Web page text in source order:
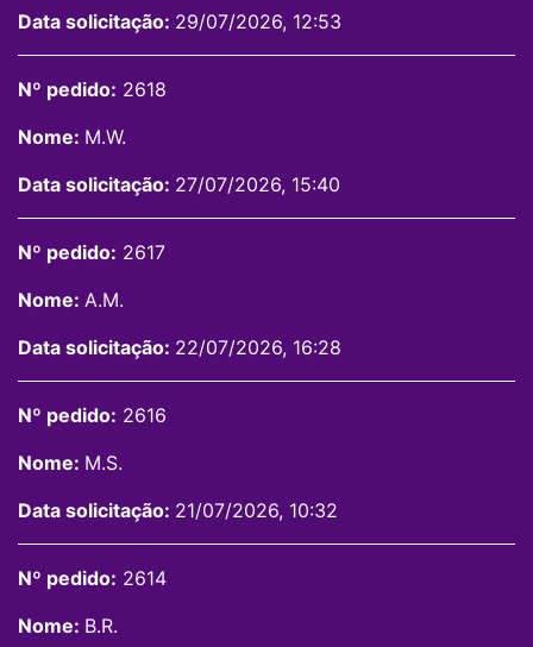
Data solicitação: 29/07/2026, 12:53
Nº pedido: 2618
Nome: M.W.
Data solicitação: 27/07/2026, 15:40
Nº pedido: 2617
Nome: A.M.
Data solicitação: 22/07/2026, 16:28
Nº pedido: 2616
Nome: M.S.
Data solicitação: 21/07/2026, 10:32
Nº pedido: 2614
Nome: B.R.